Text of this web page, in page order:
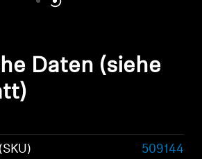
Daten (siehe
509144